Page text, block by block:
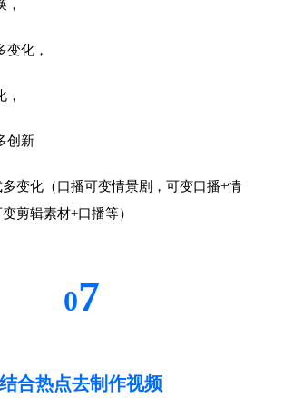
，
变化，
，
创新
变化（口播可变情景剧，可变口播+情
剪辑素材+口播等）
07
结合热点去制作视频